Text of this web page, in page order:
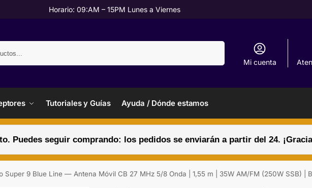
Horario: 09:AM – 15PM Lunes a Viernes
Mi cuenta
Tutoriales y Guías Ayuda / Dónde estamos
Puedes seguir comprando: los pedidos se enviarán a partir del 24.
Super 9 Blue Line — Antena Móvil CB 27 MHz 5/8 Onda | 1,55 m | 35W AM/FM (250W SSB) |